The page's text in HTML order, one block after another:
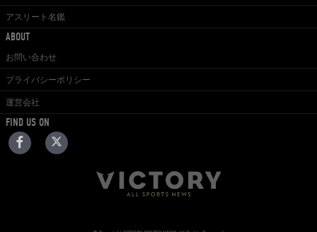
アスリート名鑑
ABOUT
お問い合わせ
プライバシーポリシー
運営会社
FIND US ON